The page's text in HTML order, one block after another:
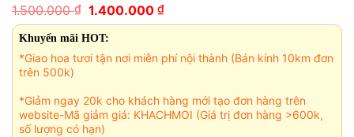
1.500.000₫ Giá
gốc
là:
1.500.000 ₫.
1.400.000 ₫Giá
hiện
1.400.000 ₫.
Khuyến mãi HOT:
*Giao hoa tươi tận nơi miễn phí nội thành (Bán kính 10km đơn
trên 500k)
*Giảm ngay 20k cho khách hàng mới tạo đơn hàng trên
website-Mã giảm giá: KHACHMOI (Giá trị đơn hàng >600k,
số lượng có hạn)